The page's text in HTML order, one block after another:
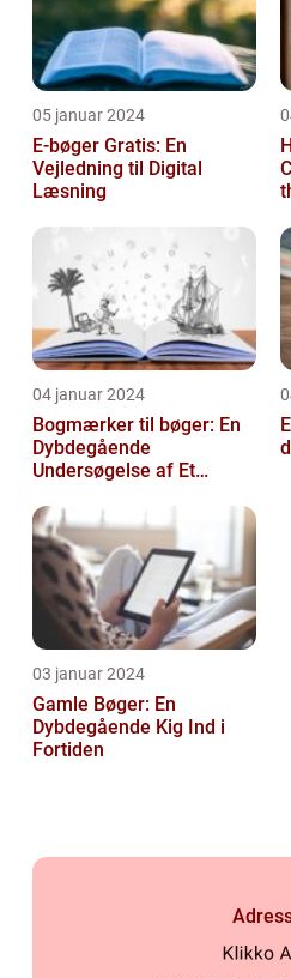
05 januar 2024
E-bøger Gratis: En
Vejledning til Digital
Læsning
04 januar 2024
Bogmærker til bøger: En
Dybdegående
Undersøgelse af Et
03 januar 2024
Gamle Bøger: En
Dybdegående Kig Ind i
Fortiden